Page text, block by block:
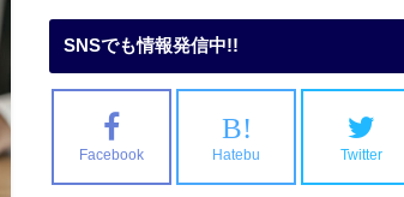
SNSでも情報発信中!!
Facebook
B!
Hatebu Twitter